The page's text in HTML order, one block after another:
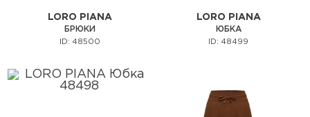
LORO PIANA
БРЮКИ
ID: 48500
LORO PIANA
ЮБКА
ID: 48499